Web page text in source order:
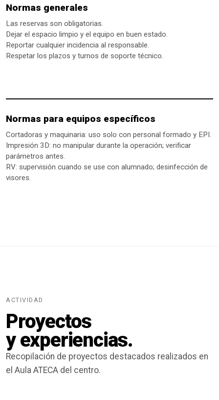
Normas generales
Las reservas son obligatorias.
Dejar el espacio limpio y el equipo en buen estado.
Reportar cualquier incidencia al responsable.
Respetar los plazos y turnos de soporte técnico.
Normas para equipos específicos
Cortadoras y maquinaria: uso solo con personal formado y EPI.
Impresión 3D: no manipular durante la operación; verificar
parámetros antes.
RV: supervisión cuando se use con alumnado; desinfección de
visores.
ACTIVIDAD
Proyectos
y experiencias.
Recopilación de proyectos destacados realizados en
el Aula ATECA del centro.